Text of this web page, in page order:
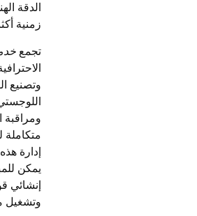
الدقة
زمنية
تجمع
وتصنيع
متكاملة
إدارة
يمكن
إنشائي
وتشغيل